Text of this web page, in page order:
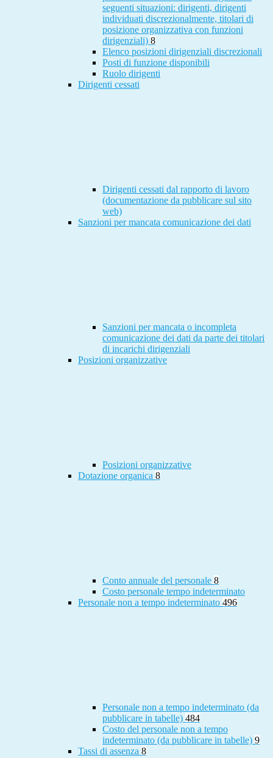
seguenti situazioni: dirigenti, dirigenti
individuati discrezionalmente, titolari di
posizione organizzativa con funzioni
dirigenziali) 8
Elenco posizioni dirigenziali discrezionali
Posti di funzione disponibili
Ruolo dirigenti
Dirigenti cessati
Dirigenti cessati dal rapporto di lavoro
(documentazione da pubblicare sul sito
web)
Sanzioni per mancata comunicazione dei dati
Sanzioni per mancata o incompleta
comunicazione dei dati da parte dei titolari
di incarichi dirigenziali
Posizioni organizzative
Posizioni organizzative
Dotazione organica 8
Conto annuale del personale 8
Costo personale tempo indeterminato
Personale non a tempo indeterminato 496
Personale non a tempo indeterminato (da
pubblicare in tabelle) 484
Costo del personale non a tempo
indeterminato (da pubblicare in tabelle) 9
Tassi di assenza 8